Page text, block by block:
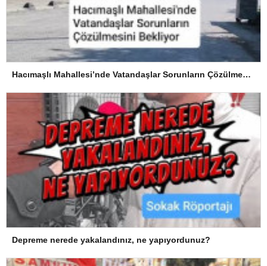
Hacımaşlı Mahallesi’nde Vatandaşlar Sorunların Çözülmesini Bekliyor
Depreme nerede yakalandınız, ne yapıyordunuz?